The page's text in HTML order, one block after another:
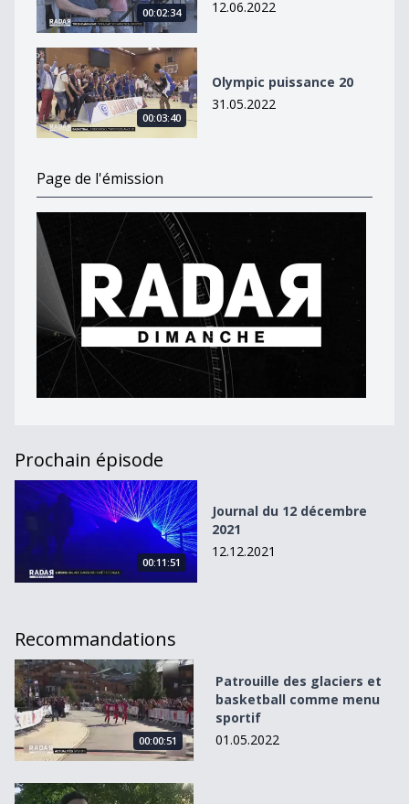
00:02:34
12.06.2022
Olympic puissance 20
00:03:40
Olympic puissance 20
31.05.2022
Page de l'émission
Prochain épisode
Journal du 12 décembre 2021
00:11:51
Journal du 12 décembre
2021
12.12.2021
Recommandations
Patrouille des glaciers et basketball comme menu sportif
00:00:51
Patrouille des glaciers et
basketball comme menu
sportif
01.05.2022
L&#039;électro se met au vert